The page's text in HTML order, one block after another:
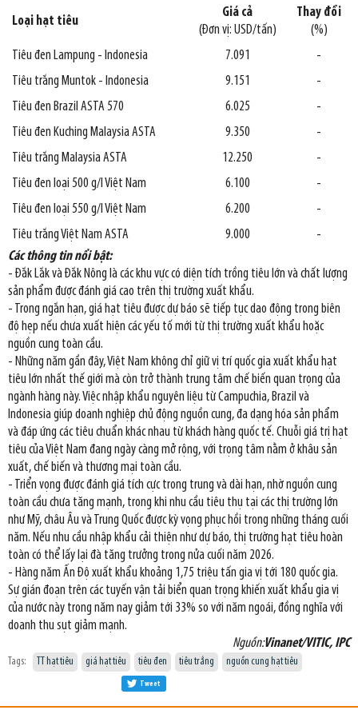
Loại hạt tiêu
Giá cả
(Đơn vị: USD/tấn)
Thay đổi
(%)
Tiêu đen Lampung - Indonesia
7.091
-
Tiêu trắng Muntok - Indonesia
9.151
-
Tiêu đen Brazil ASTA 570
6.025
-
Tiêu đen Kuching Malaysia ASTA
9.350
-
Tiêu trắng Malaysia ASTA
12.250
-
Tiêu đen loại 500 g/l Việt Nam
6.100
-
Tiêu đen loại 550 g/l Việt Nam
6.200
-
Tiêu trắng Việt Nam ASTA
9.000
-
Các thông tin nổi bật:
- Đắk Lắk và Đắk Nông là các khu vực có diện tích trồng tiêu lớn và chất lượng
sản phẩm được đánh giá cao trên thị trường xuất khẩu.
- Trong ngắn hạn, giá hạt tiêu được dự báo sẽ tiếp tục dao động trong biên
độ hẹp nếu chưa xuất hiện các yếu tố mới từ thị trường xuất khẩu hoặc
nguồn cung toàn cầu.
- Những năm gần đây, Việt Nam không chỉ giữ vị trí quốc gia xuất khẩu hạt
tiêu lớn nhất thế giới mà còn trở thành trung tâm chế biến quan trọng của
ngành hàng này. Việc nhập khẩu nguyên liệu từ Campuchia, Brazil và
Indonesia giúp doanh nghiệp chủ động nguồn cung, đa dạng hóa sản phẩm
và đáp ứng các tiêu chuẩn khác nhau từ khách hàng quốc tế. Chuỗi giá trị hạt
tiêu của Việt Nam đang ngày càng mở rộng, với trọng tâm nằm ở khâu sản
xuất, chế biến và thương mại toàn cầu.
- Triển vọng được đánh giá tích cực trong trung và dài hạn, nhờ nguồn cung
toàn cầu chưa tăng mạnh, trong khi nhu cầu tiêu thụ tại các thị trường lớn
như Mỹ, châu Âu và Trung Quốc được kỳ vọng phục hồi trong những tháng cuối
năm. Nếu nhu cầu nhập khẩu cải thiện như dự báo, thị trường hạt tiêu hoàn
toàn có thể lấy lại đà tăng trưởng trong nửa cuối năm 2026.
- Hàng năm Ấn Độ xuất khẩu khoảng 1,75 triệu tấn gia vị tới 180 quốc gia.
Sự gián đoạn trên các tuyến vận tải biển quan trọng khiến xuất khẩu gia vị
của nước này trong năm nay giảm tới 33% so với năm ngoái, đồng nghĩa với
doanh thu sụt giảm mạnh.
Nguồn:Vinanet/VITIC, IPC
Tags: TT hạt tiêu giá hạt tiêu tiêu đen tiêu trắng nguồn cung hạt tiêu
Tweet